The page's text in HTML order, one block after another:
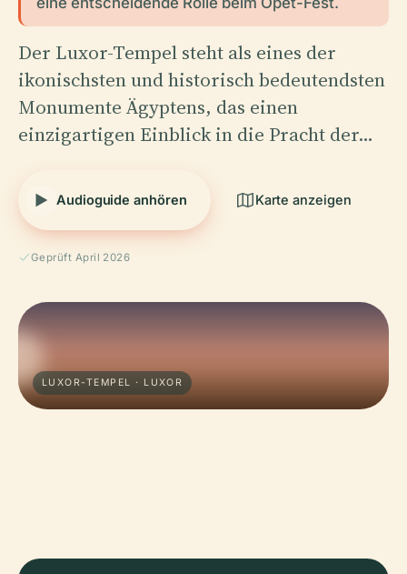
Der Luxor-Tempel steht als eines der
ikonischsten und historisch bedeutendsten
Monumente Ägyptens, das einen
einzigartigen Einblick in die Pracht der…
Audioguide anhören Karte anzeigen
Geprüft April 2026
LUXOR-TEMPEL · LUXOR